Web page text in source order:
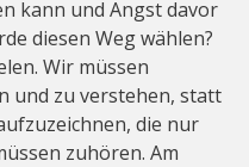
kann und Angst davor
diesen Weg wählen?
Wir müssen
und zu verstehen, statt
die nur
zuhören. Am